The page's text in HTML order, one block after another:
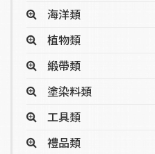
海洋類
植物類
緞帶類
塗染料類
工具類
禮品類